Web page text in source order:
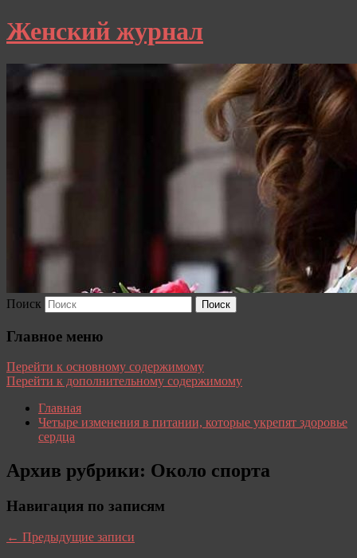
Женский журнал
Поиск
Главное меню
Перейти к основному содержимому
Перейти к дополнительному содержимому
Главная
Четыре изменения в питании, которые укрепят здоровье
сердца
Архив рубрики: Около спорта
Навигация по записям
← Предыдущие записи